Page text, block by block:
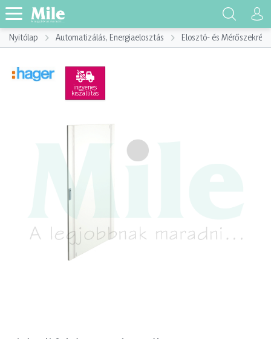
Nyitólap Automatizálás, Energiaelosztás Elosztó- és Mérőszekrény
ingyenes
kiszállítás